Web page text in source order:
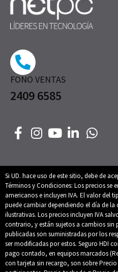
FONO VENTAS
2409 6585
Si UD. hace uso de este sitio, debe de
Términos y Condiciones: Los precios se
americanos e incluyen IVA. El valor del
puede cambiar dependiendo el día de
ilustrativas. Los precios incluyen IVA
contrario, y están sujetos a cambios sin
publicadas son suministradas por los
ser modificadas por estos. Seguro HDI
pago contado, en equipos marcados
con tarjeta sin recargo, son sobre